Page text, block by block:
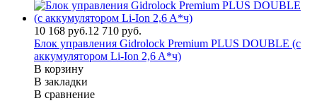
10 168 руб.12 710 руб.
Блок управления Gidrolock Premium PLUS DOUBLE (с
аккумулятором Li-Ion 2,6 A*ч)
В корзину
В закладки
В сравнение